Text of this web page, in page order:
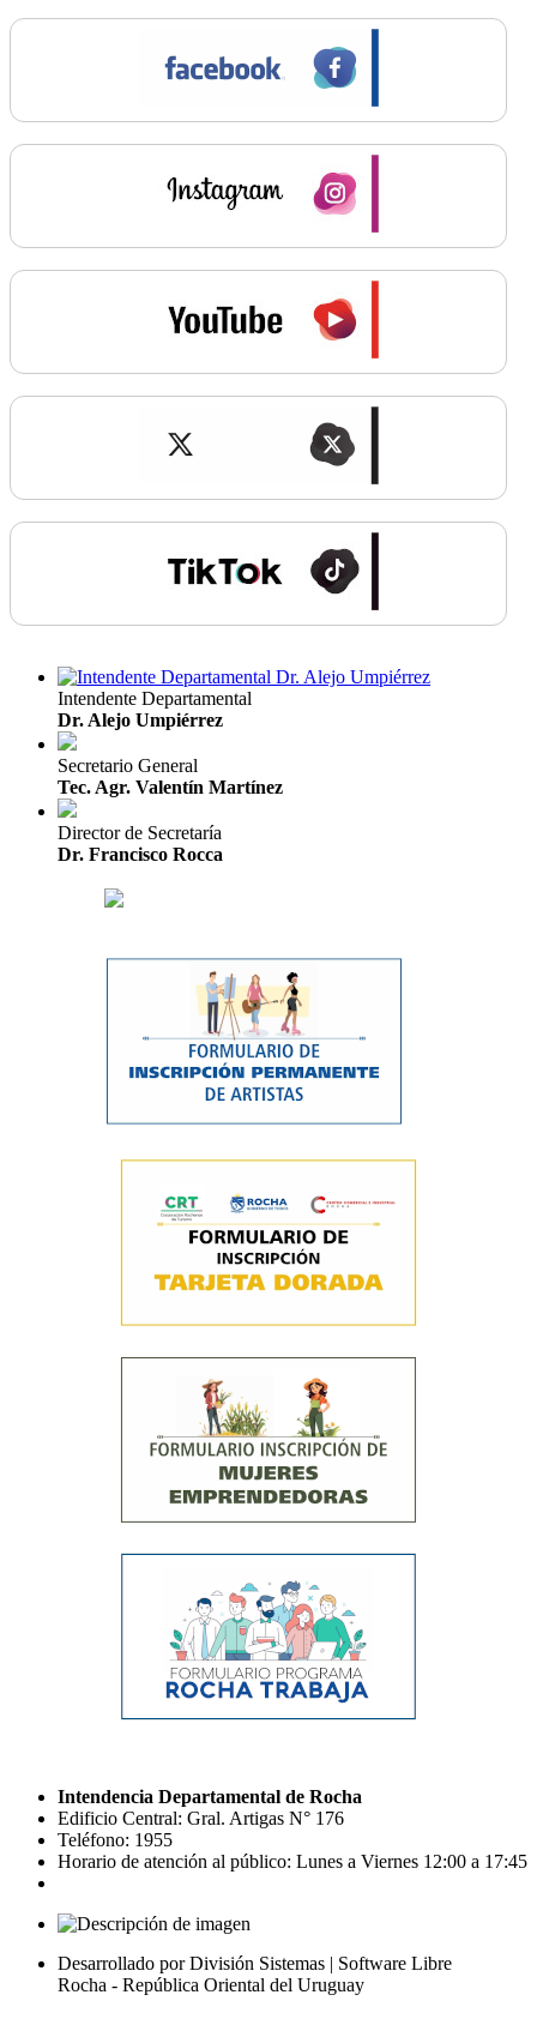
Intendente Departamental
Dr. Alejo Umpiérrez
Secretario General
Tec. Agr. Valentín Martínez
Director de Secretaría
Dr. Francisco Rocca
Intendencia Departamental de Rocha
Edificio Central: Gral. Artigas N° 176
Teléfono: 1955
Horario de atención al público: Lunes a Viernes 12:00 a 17:45
Desarrollado por División Sistemas | Software Libre
Rocha - República Oriental del Uruguay